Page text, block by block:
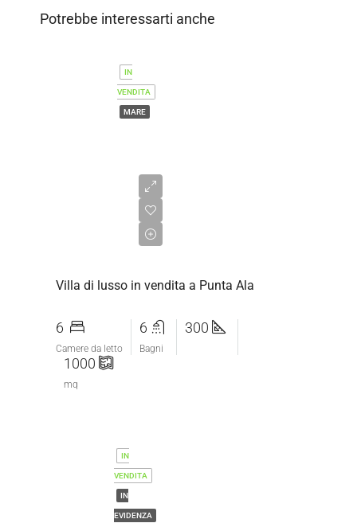
Potrebbe interessarti anche
IN
VENDITA
MARE
Villa di lusso in vendita a Punta Ala
6
Camere da letto
6
Bagni
300
1000
mq
IN
VENDITA
IN
EVIDENZA